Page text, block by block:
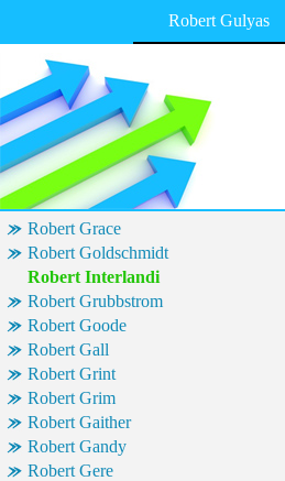
Robert Gulyas
Robert Grace
Robert Goldschmidt
Robert Interlandi
Robert Grubbstrom
Robert Goode
Robert Gall
Robert Grint
Robert Grim
Robert Gaither
Robert Gandy
Robert Gere